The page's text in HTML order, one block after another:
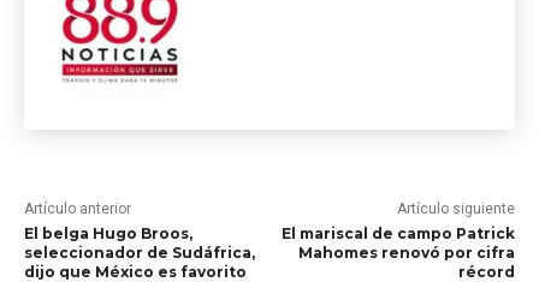
Artículo anterior
El belga Hugo Broos,
seleccionador de Sudáfrica,
dijo que México es favorito
Artículo siguiente
El mariscal de campo Patrick
Mahomes renovó por cifra
récord